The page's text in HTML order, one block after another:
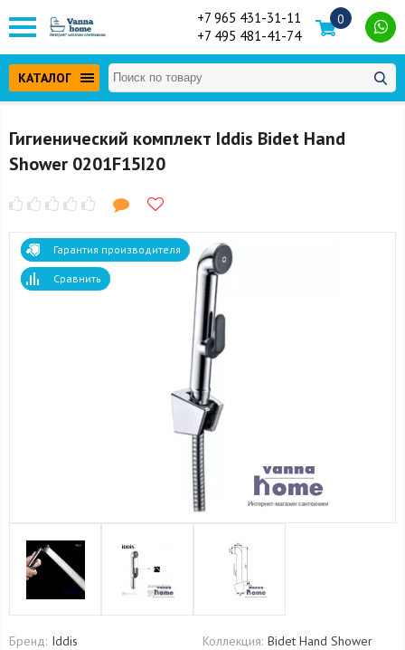
+7 965 431-31-11
+7 495 481-41-74
0
КАТАЛОГ
Гигиенический комплект Iddis Bidet Hand
Shower 0201F15I20
Гарантия производителя
Сравнить
Бренд: Iddis Коллекция: Bidet Hand Shower